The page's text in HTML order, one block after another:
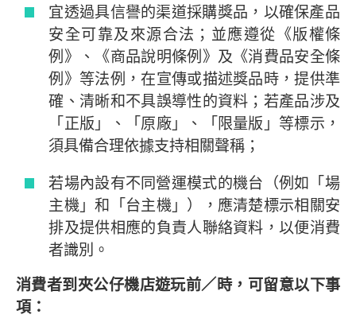
宜透過具信譽的渠道採購獎品，以確保產品
安全可靠及來源合法；並應遵從《版權條
例》、《商品說明條例》及《消費品安全條
例》等法例，在宣傳或描述獎品時，提供準
確、清晰和不具誤導性的資料；若產品涉及
「正版」、「原廠」、「限量版」等標示，
須具備合理依據支持相關聲稱；
若場內設有不同營運模式的機台（例如「場
主機」和「台主機」），應清楚標示相關安
排及提供相應的負責人聯絡資料，以便消費
者識別。
消費者到夾公仔機店遊玩前／時，可留意以下事
項：